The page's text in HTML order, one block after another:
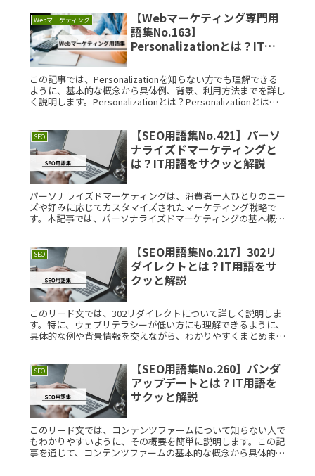
Webマーケティング
【Webマーケティング専門用
語集No.163】
Personalizationとは？IT用
この記事では、Personalizationを知らない方でも理解できる
ように、基本的な概念から具体例、背景、利用方法までを詳し
く説明します。Personalizationとは？Personalizationとは、
SEO
【SEO用語集No.421】パーソ
ナライズドマーケティングと
は？IT用語をサクッと解説
パーソナライズドマーケティングは、消費者一人ひとりのニー
ズや好みに応じてカスタマイズされたマーケティング戦略で
す。本記事では、パーソナライズドマーケティングの基本概念
SEO
【SEO用語集No.217】302リ
ダイレクトとは？IT用語をサ
クッと解説
このリード文では、302リダイレクトについて詳しく説明しま
す。特に、ウェブリテラシーが低い方にも理解できるように、
具体的な例や背景情報を交えながら、わかりやすくまとめまし
SEO
【SEO用語集No.260】パンダ
アップデートとは？IT用語を
サクッと解説
このリード文では、コンテンツファームについて知らない人で
もわかりやすいように、その概要を簡単に説明します。この記
事を通じて、コンテンツファームの基本的な概念から具体的な